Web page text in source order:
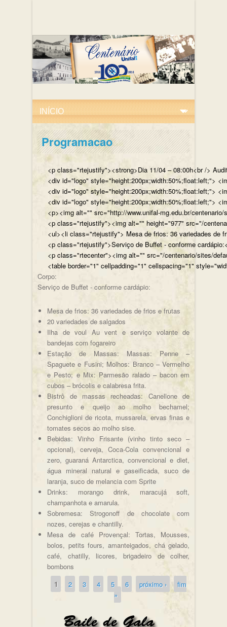
Programacao
<p class="rtejustify"><strong>Dia 11/04 – 08:00h<br />
<div id="logo" style="height:200px;width:50%;float:left;">
<div id="logo" style="height:200px;width:50%;float:left;">
<div id="logo" style="height:200px;width:50%;float:left;">
<p><img alt="" src="http://www.unifal-mg.edu.br/
<p class="rtejustify"><img alt="" height="977" src="/
<ul><li class="rtejustify"> Mesa de frios: 36 variedades de
<p class="rtejustify">Serviço de Buffet - conforme
<p class="rtecenter"><img alt="" src="/centenario/sites/
<table border="1" cellpadding="1" cellspacing="1"
Corpo:
Serviço de Buffet - conforme cardápio:
Mesa de frios: 36 variedades de frios e frutas
20 variedades de salgados
Ilha de voul Au vent e serviço volante de
bandejas com fogareiro
Estação de Massas: Massas: Penne –
Spaguete e Fusini; Molhos: Branco – Vermelho
e Pesto; e Mix: Parmesão ralado – bacon em
cubos – brócolis e calabresa frita.
Bistrô de massas recheadas: Canellone de
presunto e queijo ao molho bechamel;
Conchiglioni de ricota, mussarela, ervas finas e
tomates secos ao molho sise.
Bebidas: Vinho Frisante (vinho tinto seco –
opcional), cerveja, Coca-Cola convencional e
zero, guaraná Antarctica, convencional e diet,
água mineral natural e gaseificada, suco de
laranja, suco de melancia com Sprite
Drinks: morango drink, maracujá soft,
champanhota e amarula.
Sobremesa: Strogonoff de chocolate com
nozes, cerejas e chantilly.
Mesa de café Provençal: Tortas, Mousses,
bolos, petits fours, amanteigados, chá gelado,
café, chatilly, licores, brigadeiro de colher,
bombons
Páginas
1 2 3 4 5 6 próximo ›
fim
»